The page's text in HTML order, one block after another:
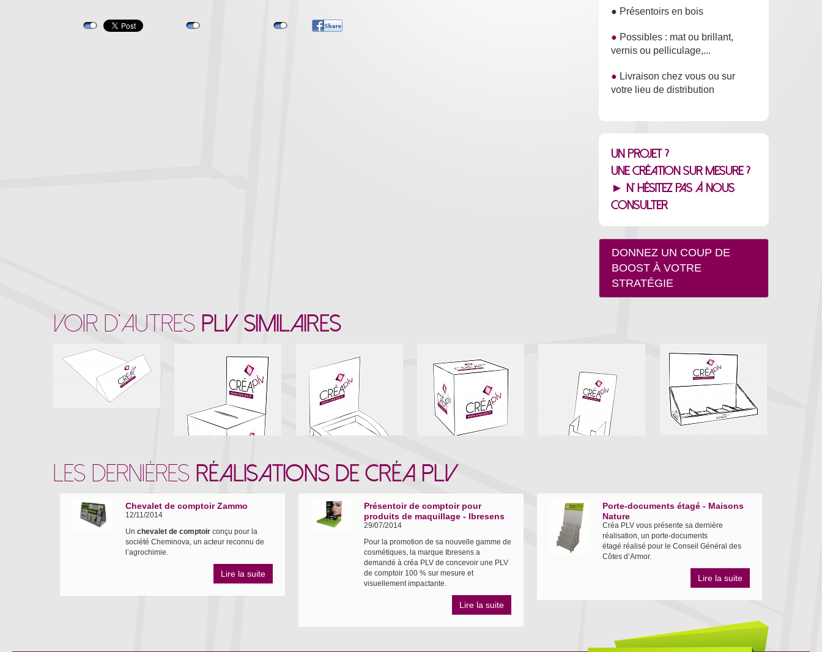
● Présentoirs en bois
● Possibles : mat ou brillant,
vernis ou pelliculage,...
● Livraison chez vous ou sur
votre lieu de distribution
Un projet ?
Une création sur mesure ?
► N' hésitez pas à nous
consulter
DONNEZ UN COUP DE
BOOST À VOTRE
STRATÉGIE
VOIR D'AUTRES PLV SIMILAIRES
LES DERNIÈRES RÉALISATIONS DE CRÉA PLV
Chevalet de comptoir Zammo
12/11/2014
Un chevalet de comptoir conçu pour la
société Cheminova, un acteur reconnu de
l’agrochimie.
Lire la suite
Présentoir de comptoir pour
produits de maquillage - Ibresens
29/07/2014
Pour la promotion de sa nouvelle gamme de
cosmétiques, la marque Ibresens a
demandé à créa PLV de concevoir une PLV
de comptoir 100 % sur mesure et
visuellement impactante.
Lire la suite
Porte-documents étagé - Maisons
Nature
Créa PLV vous présente sa dernière
réalisation, un porte-documents
étagé réalisé pour le Conseil Général des
Côtes d’Armor.
Lire la suite